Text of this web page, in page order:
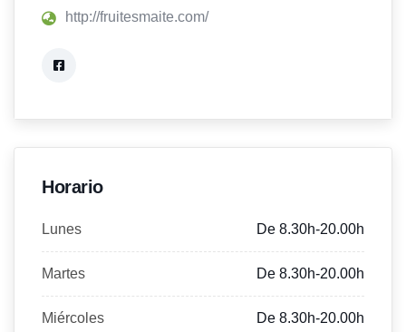
http://fruitesmaite.com/
Horario
Lunes De 8.30h-20.00h
Martes De 8.30h-20.00h
Miércoles De 8.30h-20.00h